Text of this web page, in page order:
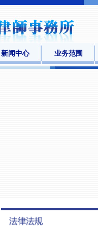
新闻中心 业务范围